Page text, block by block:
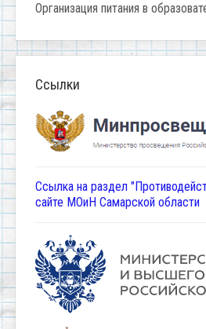
Организация питания в
Ссылки
Ссылка на раздел
сайте МОиН Самарской области